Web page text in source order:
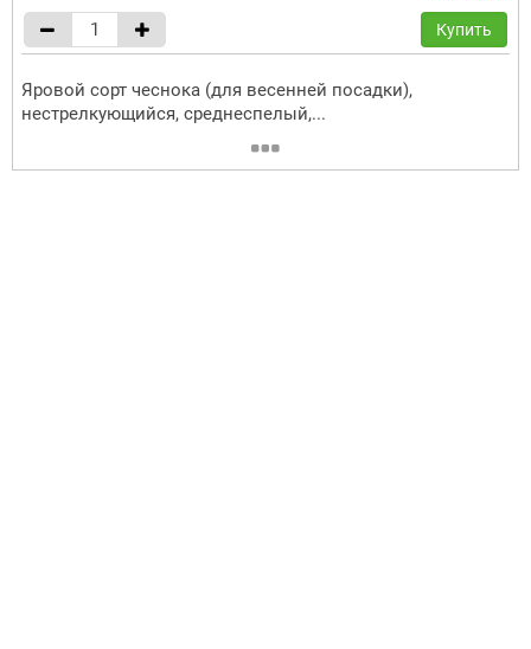
Купить
Яровой сорт чеснока (для весенней посадки),
нестрелкующийся, среднеспелый,...